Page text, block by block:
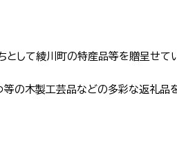
して綾川町の特産品等を贈呈せて
等の木製工芸品などの多彩な返礼品